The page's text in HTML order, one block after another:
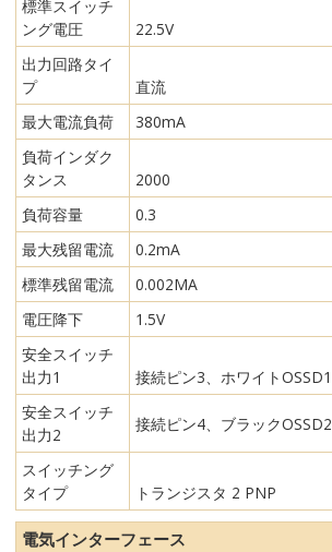
標準スイッチ
ング電圧
22.5V
出力回路タイ
プ
直流
最大電流負荷
380mA
負荷インダク
タンス
2000
負荷容量
0.3
最大残留電流
0.2mA
標準残留電流
0.002MA
電圧降下
1.5V
安全スイッチ
出力1
接続ピン3、ホワイトOSSD1
安全スイッチ
出力2
接続ピン4、ブラックOSSD2
スイッチング
タイプ
トランジスタ 2 PNP
電気インターフェース